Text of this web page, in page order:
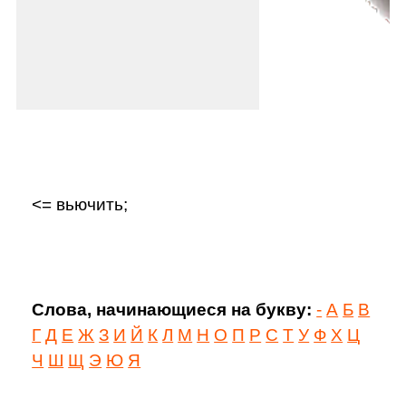
<= вьючить;
Слова, начинающиеся на букву: - А Б В
Г Д Е Ж З И Й К Л М Н О П Р С Т У Ф Х Ц
Ч Ш Щ Э Ю Я